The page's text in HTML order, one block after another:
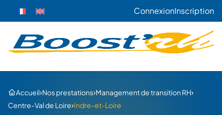
ConnexionInscription
Accueil›Nos prestations›Management de transition RH›
Centre-Val de Loire›Indre-et-Loire